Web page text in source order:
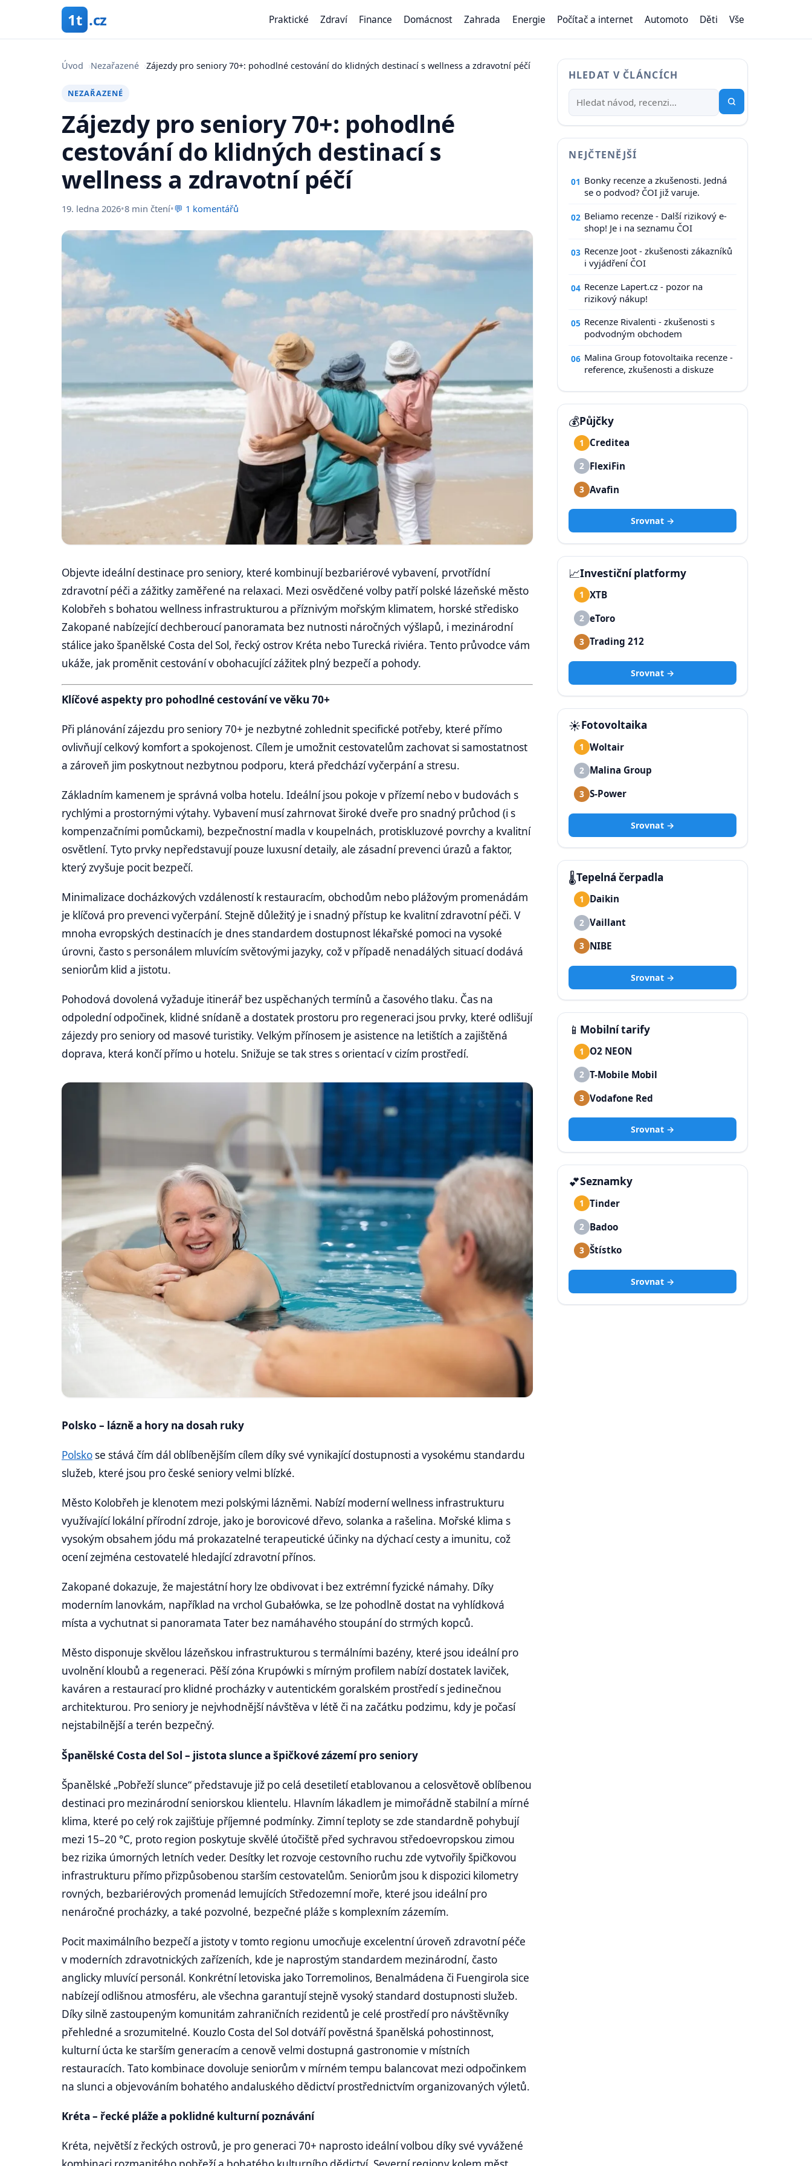
1t .cz Praktické Zdraví Finance Domácnost Zahrada Energie Počítač a internet Automoto Děti Vše
Úvod ›Nezařazené ›Zájezdy pro seniory 70+: pohodlné cestování do klidných destinací s wellness a zdravotní péčí
NEZAŘAZENÉ
Zájezdy pro seniory 70+: pohodlné
cestování do klidných destinací s
wellness a zdravotní péčí
19. ledna 2026•8 min čtení•💬 1 komentářů
Objevte ideální destinace pro seniory, které kombinují bezbariérové vybavení, prvotřídní
zdravotní péči a zážitky zaměřené na relaxaci. Mezi osvědčené volby patří polské lázeňské město
Kolobřeh s bohatou wellness infrastrukturou a příznivým mořským klimatem, horské středisko
Zakopané nabízející dechberoucí panoramata bez nutnosti náročných výšlapů, i mezinárodní
stálice jako španělské Costa del Sol, řecký ostrov Kréta nebo Turecká riviéra. Tento průvodce vám
ukáže, jak proměnit cestování v obohacující zážitek plný bezpečí a pohody.
Klíčové aspekty pro pohodlné cestování ve věku 70+
Při plánování zájezdu pro seniory 70+ je nezbytné zohlednit specifické potřeby, které přímo
ovlivňují celkový komfort a spokojenost. Cílem je umožnit cestovatelům zachovat si samostatnost
a zároveň jim poskytnout nezbytnou podporu, která předchází vyčerpání a stresu.
Základním kamenem je správná volba hotelu. Ideální jsou pokoje v přízemí nebo v budovách s
rychlými a prostornými výtahy. Vybavení musí zahrnovat široké dveře pro snadný průchod (i s
kompenzačními pomůckami), bezpečnostní madla v koupelnách, protiskluzové povrchy a kvalitní
osvětlení. Tyto prvky nepředstavují pouze luxusní detaily, ale zásadní prevenci úrazů a faktor,
který zvyšuje pocit bezpečí.
Minimalizace docházkových vzdáleností k restauracím, obchodům nebo plážovým promenádám
je klíčová pro prevenci vyčerpání. Stejně důležitý je i snadný přístup ke kvalitní zdravotní péči. V
mnoha evropských destinacích je dnes standardem dostupnost lékařské pomoci na vysoké
úrovni, často s personálem mluvícím světovými jazyky, což v případě nenadálých situací dodává
seniorům klid a jistotu.
Pohodová dovolená vyžaduje itinerář bez uspěchaných termínů a časového tlaku. Čas na
odpolední odpočinek, klidné snídaně a dostatek prostoru pro regeneraci jsou prvky, které odlišují
zájezdy pro seniory od masové turistiky. Velkým přínosem je asistence na letištích a zajištěná
doprava, která končí přímo u hotelu. Snižuje se tak stres s orientací v cizím prostředí.
Polsko – lázně a hory na dosah ruky
Polskose stává čím dál oblíbenějším cílem díky své vynikající dostupnosti a vysokému standardu
služeb, které jsou pro české seniory velmi blízké.
Město Kolobřeh je klenotem mezi polskými lázněmi. Nabízí moderní wellness infrastrukturu
využívající lokální přírodní zdroje, jako je borovicové dřevo, solanka a rašelina. Mořské klima s
vysokým obsahem jódu má prokazatelné terapeutické účinky na dýchací cesty a imunitu, což
ocení zejména cestovatelé hledající zdravotní přínos.
Zakopané dokazuje, že majestátní hory lze obdivovat i bez extrémní fyzické námahy. Díky
moderním lanovkám, například na vrchol Gubałówka, se lze pohodlně dostat na vyhlídková
místa a vychutnat si panoramata Tater bez namáhavého stoupání do strmých kopců.
Město disponuje skvělou lázeňskou infrastrukturou s termálními bazény, které jsou ideální pro
uvolnění kloubů a regeneraci. Pěší zóna Krupówki s mírným profilem nabízí dostatek laviček,
kaváren a restaurací pro klidné procházky v autentickém goralském prostředí s jedinečnou
architekturou. Pro seniory je nejvhodnější návštěva v létě či na začátku podzimu, kdy je počasí
nejstabilnější a terén bezpečný.
Španělské Costa del Sol – jistota slunce a špičkové zázemí pro seniory
Španělské „Pobřeží slunce“ představuje již po celá desetiletí etablovanou a celosvětově oblíbenou
destinaci pro mezinárodní seniorskou klientelu. Hlavním lákadlem je mimořádně stabilní a mírné
klima, které po celý rok zajišťuje příjemné podmínky. Zimní teploty se zde standardně pohybují
mezi 15–20 °C, proto region poskytuje skvělé útočiště před sychravou středoevropskou zimou
bez rizika úmorných letních veder. Desítky let rozvoje cestovního ruchu zde vytvořily špičkovou
infrastrukturu přímo přizpůsobenou starším cestovatelům. Seniorům jsou k dispozici kilometry
rovných, bezbariérových promenád lemujících Středozemní moře, které jsou ideální pro
nenáročné procházky, a také pozvolné, bezpečné pláže s komplexním zázemím.
Pocit maximálního bezpečí a jistoty v tomto regionu umocňuje excelentní úroveň zdravotní péče
v moderních zdravotnických zařízeních, kde je naprostým standardem mezinárodní, často
anglicky mluvící personál. Konkrétní letoviska jako Torremolinos, Benalmádena či Fuengirola sice
nabízejí odlišnou atmosféru, ale všechna garantují stejně vysoký standard dostupnosti služeb.
Díky silně zastoupeným komunitám zahraničních rezidentů je celé prostředí pro návštěvníky
přehledné a srozumitelné. Kouzlo Costa del Sol dotváří pověstná španělská pohostinnost,
kulturní úcta ke starším generacím a cenově velmi dostupná gastronomie v místních
restauracích. Tato kombinace dovoluje seniorům v mírném tempu balancovat mezi odpočinkem
na slunci a objevováním bohatého andaluského dědictví prostřednictvím organizovaných výletů.
Kréta – řecké pláže a poklidné kulturní poznávání
Kréta, největší z řeckých ostrovů, je pro generaci 70+ naprosto ideální volbou díky své vyvážené
HLEDAT V ČLÁNCÍCH
NEJČTENĚJŠÍ
01 Bonky recenze a zkušenosti. Jedná
se o podvod? ČOI již varuje.
02 Beliamo recenze - Další rizikový e-
shop! Je i na seznamu ČOI
03 Recenze Joot - zkušenosti zákazníků
i vyjádření ČOI
04 Recenze Lapert.cz - pozor na
rizikový nákup!
05 Recenze Rivalenti - zkušenosti s
podvodným obchodem
06 Malina Group fotovoltaika recenze -
reference, zkušenosti a diskuze
💰Půjčky
1 Creditea
2 FlexiFin
3 Avafin
Srovnat →
📈Investiční platformy
1 XTB
2 eToro
3 Trading 212
Srovnat →
☀️Fotovoltaika
1 Woltair
2 Malina Group
3 S-Power
Srovnat →
🌡️Tepelná čerpadla
1 Daikin
2 Vaillant
3 NIBE
Srovnat →
📱 Mobilní tarify
1 O2 NEON
2 T-Mobile Mobil
3 Vodafone Red
Srovnat →
💕Seznamky
1 Tinder
2 Badoo
3 Štístko
Srovnat →